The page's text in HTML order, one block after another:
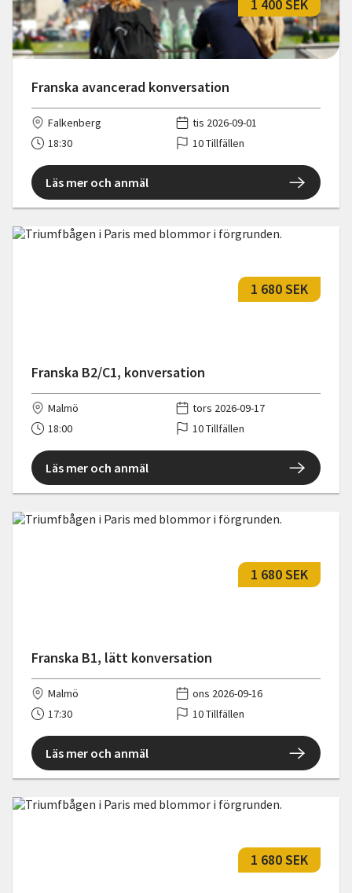
Franska avancerad konversation
1 400 SEK
Falkenberg
tis 2026-09-01
18:30
10 Tillfällen
Läs mer och anmäl
Franska B2/C1, konversation
1 680 SEK
Malmö
tors 2026-09-17
18:00
10 Tillfällen
Läs mer och anmäl
Franska B1, lätt konversation
1 680 SEK
Malmö
ons 2026-09-16
17:30
10 Tillfällen
Läs mer och anmäl
1 680 SEK